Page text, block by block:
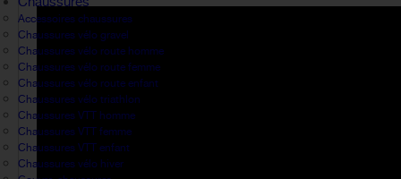
Accessoires chaussures
Chaussures vélo gravel
Chaussures vélo route homme
Chaussures vélo route femme
Chaussures vélo route enfant
Chaussures vélo triathlon
Chaussures VTT homme
Chaussures VTT femme
Chaussures VTT enfant
Chaussures vélo hiver